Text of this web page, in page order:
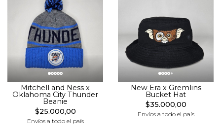
Mitchell and Ness x
Oklahoma City Thunder
Beanie
$25.000,00
Envíos a todo el país
New Era x Gremlins
Bucket Hat
$35.000,00
Envíos a todo el país